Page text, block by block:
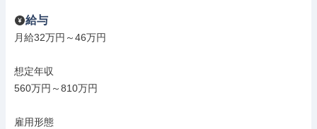
給与
月給32万円～46万円
想定年収
560万円～810万円
雇用形態